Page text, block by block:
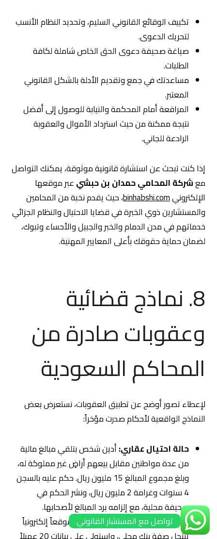
تكييف الوقائع القانوني السليم، وتحديد النظام الأنسب
لتحريك الدعوى.
صياغة صحيفة دعوى الحق الخاص شاملة لكافة
الطلبات.
مساعدتك في جمع وتقديم الأدلة بالشكل القانوني
المعتبر.
المرافعة أمام المحكمة والنيابة للوصول إلى أفضل
نتيجة ممكنة من حيث استرداد الأموال والعقوبة
الرادعة للجاني.
إذا كنت تبحث عن استشارة قانونية موثوقة، يمكنك التواصل
معشركة المحامي حمدان بن حبشيعبر موقعها
الإلكترونيbinhabshi.com، حيث يقدم نخبة من المحامين
والمستشارين ذوي الخبرة في قضايا الاحتيال والنظام الجزائي
خدماتهم في مدن الدمام والخبر والجبيل والأحساء وتبوك،
لضمان حماية حقوقك بأعلى المعايير المهنية.
8. نماذج قضائية
وعقوبات صادرة من
المحاكم السعودية
لإعطاء تصور أوضح عن تطبيق العقوبات، نستعرض بعض
النماذج الواقعية لأحكام صدرت مؤخراً:
حالة احتيال عقاري:أدين شخص بتلقي مبالغ مالية
من عدة مواطنين مقابل بيعهم أراضٍ غير مملوكة له،
وبلغ مجموع المبالغ 15 مليون ريال. حكم عليه بالسجن
4 سنوات وغرامة 2 مليون ريال، ونشر الحكم في
صحيفة محلية، مع إلزامه برد المبالغ لأصحابها.
حالة احتيال إلكتروني:أنشأ متهم موقعاً إلكترونياً
ينتحل صفة بنك محلي، واستولى على بيانات 20 عميلاً
تواصل مع المستشار القانوني